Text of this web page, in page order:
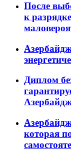
После
к
Диплом
которая